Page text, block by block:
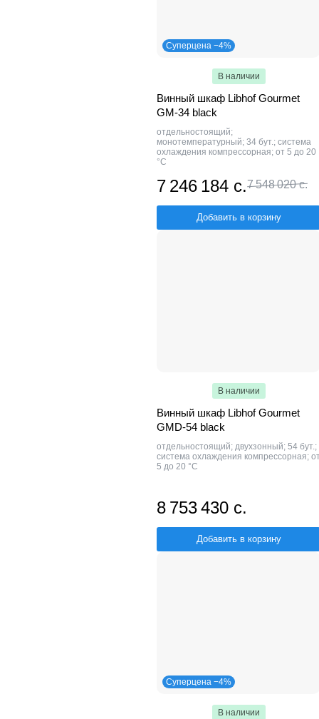
Суперцена −4%
В наличии
Винный шкаф Libhof Gourmet
GM-34 black
отдельностоящий;
монотемпературный; 34 бут.; система
охлаждения компрессорная; от 5 до 20
°C
7 246 184 с.7 548 020 с.
Добавить в корзину
В наличии
Винный шкаф Libhof Gourmet
GMD-54 black
отдельностоящий; двухзонный; 54 бут.;
система охлаждения компрессорная;
5 до 20 °C
8 753 430 с.
Добавить в корзину
Суперцена −4%
В наличии